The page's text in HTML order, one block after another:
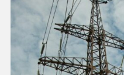
13:50, 7.08.2026